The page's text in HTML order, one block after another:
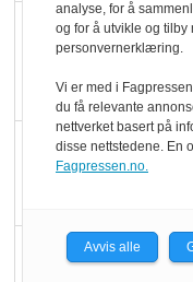
analyse, for å
og for å utvikle og
personvernerklæring.
Vi er med i
du få relevante
nettverket basert på
disse nettstedene. En
Fagpressen.no.
Avvis alle